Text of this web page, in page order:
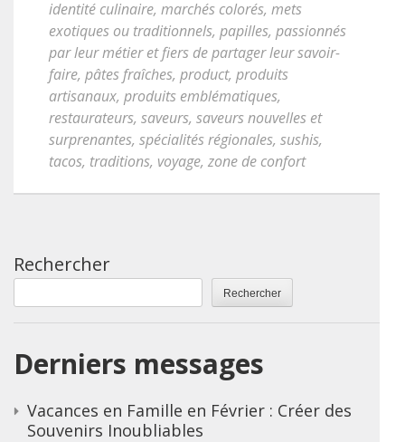
identité culinaire, marchés colorés, mets
exotiques ou traditionnels, papilles, passionnés
par leur métier et fiers de partager leur savoir-
faire, pâtes fraîches, product, produits
artisanaux, produits emblématiques,
restaurateurs, saveurs, saveurs nouvelles et
surprenantes, spécialités régionales, sushis,
tacos, traditions, voyage, zone de confort
Rechercher
Rechercher
Derniers messages
Vacances en Famille en Février : Créer des
Souvenirs Inoubliables